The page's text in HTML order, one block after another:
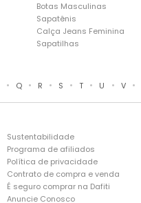
Botas Masculinas
Sapatênis
Calça Jeans Feminina
Sapatilhas
• Q • R • S • T • U • V •
Sustentabilidade
Programa de afiliados
Política de privacidade
Contrato de compra e venda
É seguro comprar na Dafiti
Anuncie Conosco